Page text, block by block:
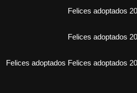
Felices adoptados
Felices adoptados
Felices adoptados
Felices adoptados